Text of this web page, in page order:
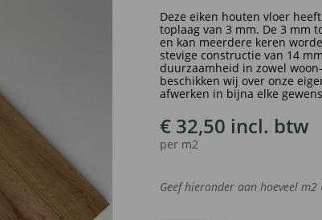
Deze eiken houten vloer
toplaag van 3 mm. De 3 mm
en kan meerdere keren
stevige constructie van 14
duurzaamheid in zowel
beschikken wij over onze
afwerken in bijna elke
€32,50 incl. btw
per m2
Geef hieronder aan hoeveel m2